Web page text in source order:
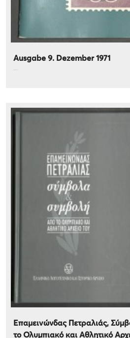
Ausgabe 9. Dezember 1971
...
Επαμεινώνδας Πετραλιάς,
το Ολυμπιακό και Αθλητικό